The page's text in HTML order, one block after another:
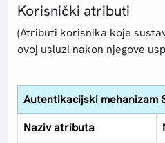
Korisnički atributi
(Atributi korisnika koje
ovoj usluzi nakon njegove
Autentikacijski mehanizam
Naziv atributa